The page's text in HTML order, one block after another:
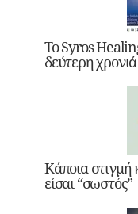
Το Syros
δεύτερη
Κάποια στιγμή
είσαι “σωστός”